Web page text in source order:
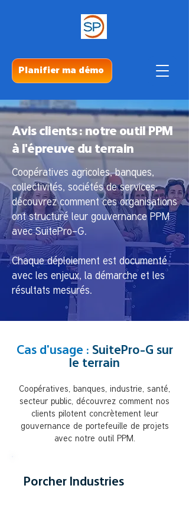
Planifier ma démo
Avis clients : notre outil PPM
à l'épreuve du terrain
Coopératives agricoles, banques,
collectivités, sociétés de services,
découvrez comment ces organisations
ont structuré leur gouvernance PPM
avec SuitePro-G.
Chaque déploiement est documenté
avec les enjeux, la démarche et les
résultats mesurés.
Cas d'usage : SuitePro-G sur
le terrain
Coopératives, banques, industrie, santé,
secteur public, découvrez comment nos
clients pilotent concrètement leur
gouvernance de portefeuille de projets
avec notre outil PPM.
Porcher Industries